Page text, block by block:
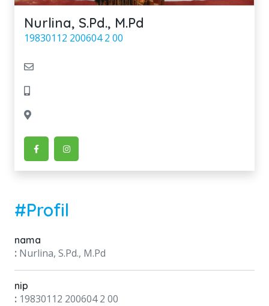
Nurlina, S.Pd., M.Pd
19830112 200604 2 00
#Profil
nama
: Nurlina, S.Pd., M.Pd
nip
: 19830112 200604 2 00